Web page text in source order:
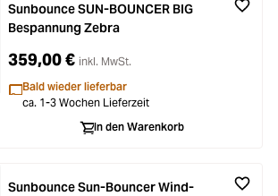
Sunbounce SUN-BOUNCER BIG
Bespannung Zebra
359,00 € inkl. MwSt.
Bald wieder lieferbar
ca. 1-3 Wochen Lieferzeit
In den Warenkorb
Sunbounce Sun-Bouncer Wind-